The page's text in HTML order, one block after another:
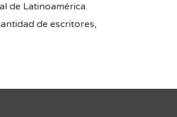
de Latinoamérica.
de escritores,